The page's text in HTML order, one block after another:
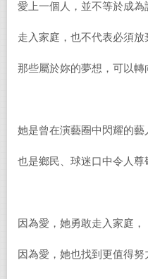
愛上一個人，並不等於成為
走入家庭，也不代表必須放
那些屬於妳的夢想，可以轉
她是曾在演藝圈中閃耀的藝
也是鄉民、球迷口中令人尊
因為愛，她勇敢走入家庭，
因為愛，她也找到更值得努